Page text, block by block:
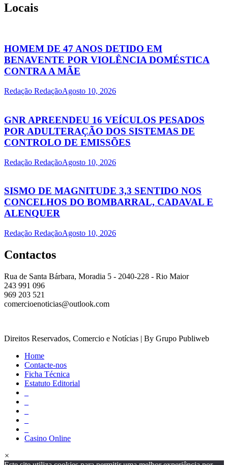
Locais
HOMEM DE 47 ANOS DETIDO EM
BENAVENTE POR VIOLÊNCIA DOMÉSTICA
CONTRA A MÃE
Redação RedaçãoAgosto 10, 2026
GNR APREENDEU 16 VEÍCULOS PESADOS
POR ADULTERAÇÃO DOS SISTEMAS DE
CONTROLO DE EMISSÕES
Redação RedaçãoAgosto 10, 2026
SISMO DE MAGNITUDE 3,3 SENTIDO NOS
CONCELHOS DO BOMBARRAL, CADAVAL E
ALENQUER
Redação RedaçãoAgosto 10, 2026
Contactos
Rua de Santa Bárbara, Moradia 5 - 2040-228 - Rio Maior
243 991 096
969 203 521
comercioenoticias@outlook.com
Direitos Reservados, Comercio e Notícias | By Grupo Publiweb
Home
Contacte-nos
Ficha Técnica
Estatuto Editorial
Casino Online
×